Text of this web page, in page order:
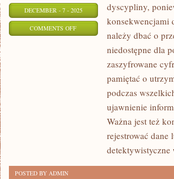
DECEMBER - 7 - 2025
COMMENTS OFFON
DETEKTYWÓW
dyscypliny,
konsekwencjami
należy dbać o
niedostępne dla
zaszyfrowane
pamiętać o
podczas
ujawnienie
Ważna jest też
rejestrować dane
detektywistyczne
POSTED BY ADMIN